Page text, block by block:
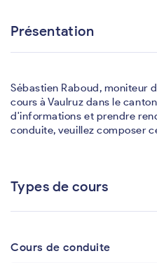
Présentation
Sébastien Raboud, moniteur
cours à Vaulruz dans le
d'informations et prendre
conduite, veuillez composer
Types de cours
Cours de conduite